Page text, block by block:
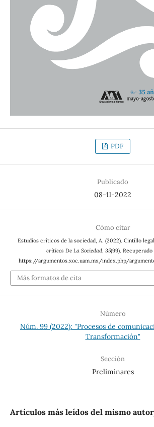
PDF
Publicado
08-11-2022
Cómo citar
Estudios críticos de la sociedad, A. (2022). Cintillo legal.
críticos De La Sociedad, 35(99).
https://argumentos.xoc.uam.mx/index.php/
Más formatos de cita
Número
Núm. 99 (2022): "Procesos de
Transformación"
Sección
Preliminares
Artículos más leídos del mismo